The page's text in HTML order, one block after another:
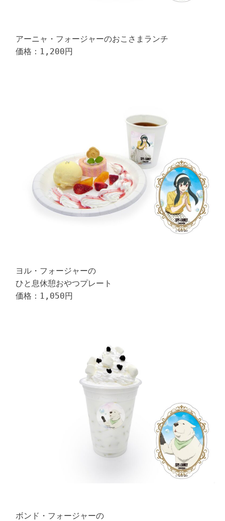
アーニャ・フォージャーのおこさまランチ
価格：1,200円
ヨル・フォージャーの
ひと息休憩おやつプレート
価格：1,050円
ボンド・フォージャーの